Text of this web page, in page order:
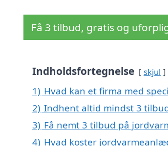
Få 3 tilbud, gratis og
Indholdsfortegnelse skjul
1) Hvad kan et firma med
2) Indhent altid mindst 3
3) Få nemt 3 tilbud på
4) Hvad koster